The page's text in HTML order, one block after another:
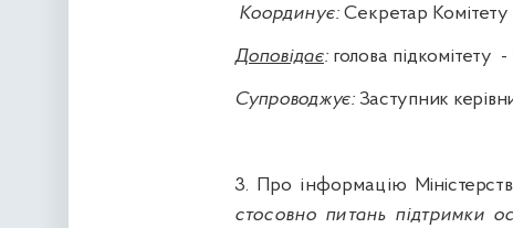
Координує: Секретар
Доповідає: голова підкомітету -
Супроводжує: Заступник
3. Про інформацію
стосовно питань підтримки